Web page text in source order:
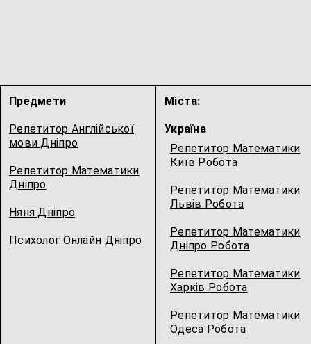
Предмети
Репетитор Англійської
мови Дніпро
Репетитор Математики
Дніпро
Няня Дніпро
Психолог Онлайн Дніпро
Міста:
Україна
Репетитор Математики
Київ Робота
Репетитор Математики
Львів Робота
Репетитор Математики
Дніпро Робота
Репетитор Математики
Харків Робота
Репетитор Математики
Одеса Робота